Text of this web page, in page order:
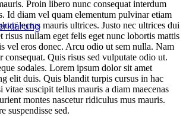
Proin libero nunc consequat interdum
Id diam vel quam elementum pulvinar etiam
lectus mauris ultrices. Justo nec ultrices dui
risus nullam eget felis eget nunc lobortis mattis
vel eros donec. Arcu odio ut sem nulla. Nam
consequat. Quis risus sed vulputate odio ut.
sodales. Lorem ipsum dolor sit amet
elit duis. Quis blandit turpis cursus in hac
vitae suscipit tellus mauris a diam maecenas
montes nascetur ridiculus mus mauris.
suspendisse sed.